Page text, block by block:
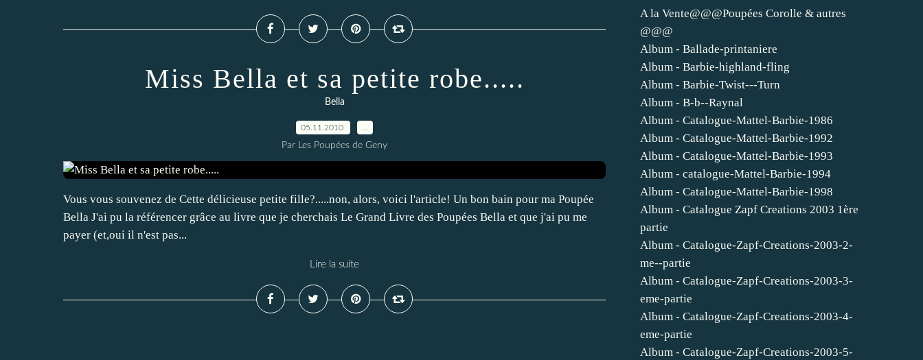
Miss Bella et sa petite robe.....
Bella
05.11.2010
Par Les Poupées de Geny
Vous vous souvenez de Cette délicieuse petite fille?.....non, alors, voici l'article! Un bon bain pour ma Poupée
Bella J'ai pu la référencer grâce au livre que je cherchais Le Grand Livre des Poupées Bella et que j'ai pu me
payer (et,oui il n'est pas...
Lire la suite
A la Vente@@@Poupées Corolle & autres
@@@
Album - Ballade-printaniere
Album - Barbie-highland-fling
Album - Barbie-Twist---Turn
Album - B-b--Raynal
Album - Catalogue-Mattel-Barbie-1986
Album - Catalogue-Mattel-Barbie-1992
Album - Catalogue-Mattel-Barbie-1993
Album - catalogue-Mattel-Barbie-1994
Album - Catalogue-Mattel-Barbie-1998
Album - Catalogue Zapf Creations 2003 1ère
partie
Album - Catalogue-Zapf-Creations-2003-2-
me--partie
Album - Catalogue-Zapf-Creations-2003-3-
eme-partie
Album - Catalogue-Zapf-Creations-2003-4-
eme-partie
Album - Catalogue-Zapf-Creations-2003-5-